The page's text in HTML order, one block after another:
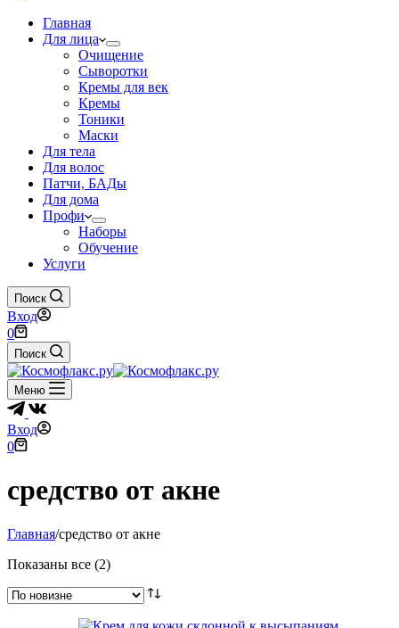
Главная
Для лица
Очищение
Сыворотки
Кремы для век
Кремы
Тоники
Маски
Для тела
Для волос
Патчи, БАДы
Для дома
Профи
Наборы
Обучение
Услуги
Поиск
Вход
Корзина
0
Поиск
Меню
Вход
Корзина
0
средство от акне
Главная/средство от акне
Показаны все (2)Сортировка:
недавние